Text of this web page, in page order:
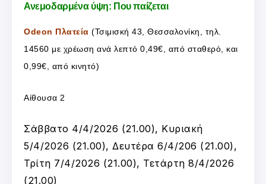
Ανεμοδαρμένα ύψη: Που παίζεται
Odeon Πλατεία (Τσιμισκή 43, Θεσσαλονίκη, τηλ.
14560 με χρέωση ανά λεπτό 0,49€, από σταθερό, και
0,99€, από κινητό)
Αίθουσα 2
Σάββατο 4/4/2026 (21.00), Κυριακή
5/4/2026 (21.00), Δευτέρα 6/4/206 (21.00),
Τρίτη 7/4/2026 (21.00), Τετάρτη 8/4/2026
(21.00)